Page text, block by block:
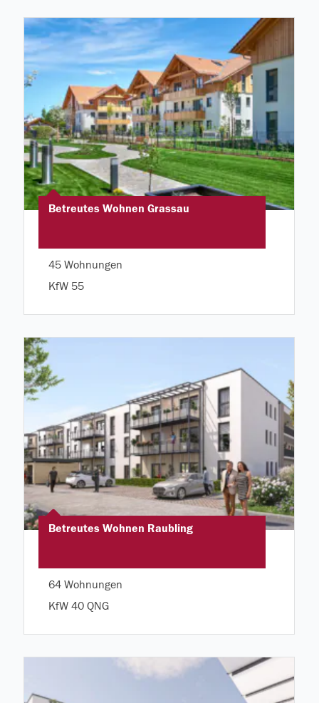
Betreutes Wohnen Grassau
45 Wohnungen
KfW 55
Betreutes Wohnen Raubling
64 Wohnungen
KfW 40 QNG